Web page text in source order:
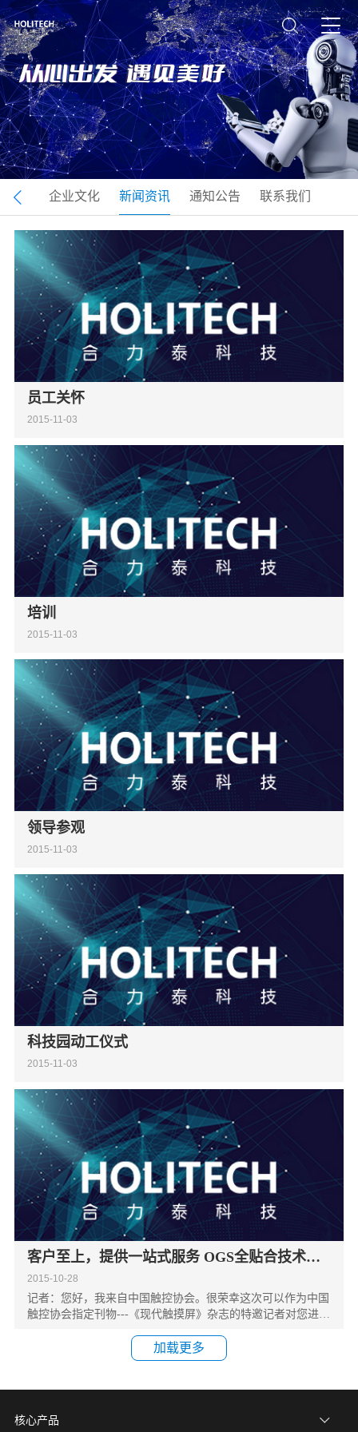
绍 企业文化 新闻资讯 通知公告 联系我们
员工关怀
2015-11-03
培训
2015-11-03
领导参观
2015-11-03
科技园动工仪式
2015-11-03
客户至上，提供一站式服务 OGS全贴合技术完
美亮相全触展
2015-10-28
记者：您好，我来自中国触控协会。很荣幸这次可以作为中国
触控协会指定刊物---《现代触摸屏》杂志的特邀记者对您进行
加载更多
核心产品